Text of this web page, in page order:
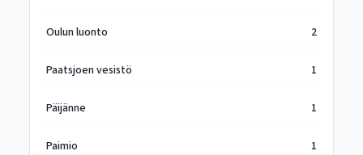
Oulun luonto 2
Paatsjoen vesistö 1
Päijänne 1
Paimio 1